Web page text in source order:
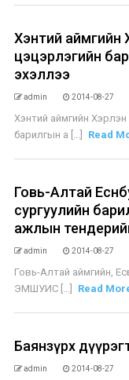
Хэнтий аймгийн
цэцэрлэгийн
эхэллээ
admin 2014-08-27
Хэнтий аймгийн
барилгын а [...]
Read
Говь-Алтай
сургуулийн
ажлын
admin 2014-08-27
Говь-Алтай аймгийн,
ЭМШУИС [...]
Read
Баянзүрх
admin 2014-08-27